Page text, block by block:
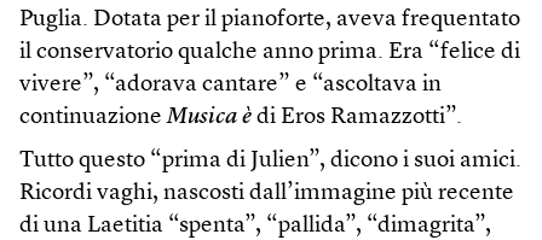
Puglia. Dotata per il pianoforte, aveva frequentato
il conservatorio qualche anno prima. Era “felice di
vivere”, “adorava cantare” e “ascoltava in
continuazioneMusica è di Eros Ramazzotti”.
Tutto questo “prima di Julien”, dicono i suoi amici.
Ricordi vaghi, nascosti dall’immagine più recente
di una Laetitia “spenta”, “pallida”, “dimagrita”,